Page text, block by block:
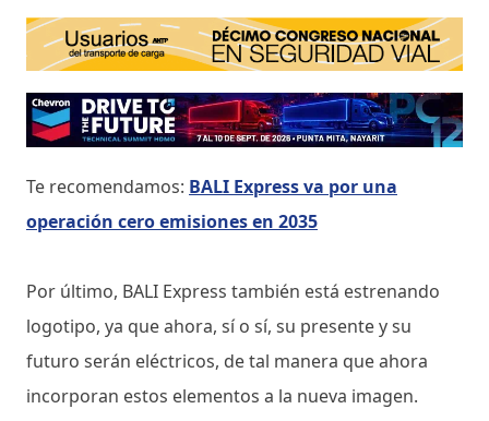
Te recomendamos: BALI Express va por una
operación cero emisiones en 2035
Por último, BALI Express también está estrenando
logotipo, ya que ahora, sí o sí, su presente y su
futuro serán eléctricos, de tal manera que ahora
incorporan estos elementos a la nueva imagen.